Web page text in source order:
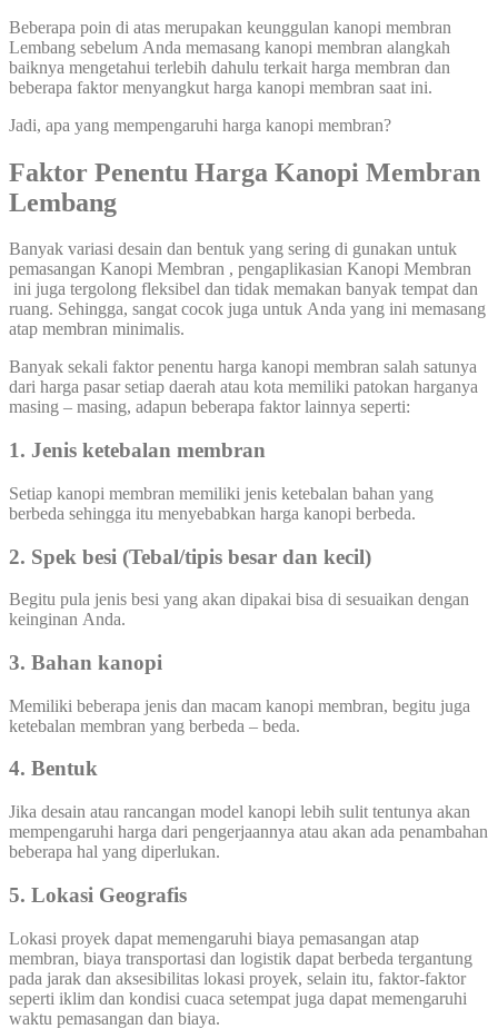
Beberapa poin di atas merupakan keunggulan kanopi membran
Lembang sebelum Anda memasang kanopi membran alangkah
baiknya mengetahui terlebih dahulu terkait harga membran dan
beberapa faktor menyangkut harga kanopi membran saat ini.
Jadi, apa yang mempengaruhi harga kanopi membran?
Faktor Penentu Harga Kanopi Membran
Lembang
Banyak variasi desain dan bentuk yang sering di gunakan untuk
pemasangan Kanopi Membran , pengaplikasian Kanopi Membran
ini juga tergolong fleksibel dan tidak memakan banyak tempat dan
ruang. Sehingga, sangat cocok juga untuk Anda yang ini memasang
atap membran minimalis.
Banyak sekali faktor penentu harga kanopi membran salah satunya
dari harga pasar setiap daerah atau kota memiliki patokan harganya
masing – masing, adapun beberapa faktor lainnya seperti:
1. Jenis ketebalan membran
Setiap kanopi membran memiliki jenis ketebalan bahan yang
berbeda sehingga itu menyebabkan harga kanopi berbeda.
2. Spek besi (Tebal/tipis besar dan kecil)
Begitu pula jenis besi yang akan dipakai bisa di sesuaikan dengan
keinginan Anda.
3. Bahan kanopi
Memiliki beberapa jenis dan macam kanopi membran, begitu juga
ketebalan membran yang berbeda – beda.
4. Bentuk
Jika desain atau rancangan model kanopi lebih sulit tentunya akan
mempengaruhi harga dari pengerjaannya atau akan ada penambahan
beberapa hal yang diperlukan.
5. Lokasi Geografis
Lokasi proyek dapat memengaruhi biaya pemasangan atap
membran, biaya transportasi dan logistik dapat berbeda tergantung
pada jarak dan aksesibilitas lokasi proyek, selain itu, faktor-faktor
seperti iklim dan kondisi cuaca setempat juga dapat memengaruhi
waktu pemasangan dan biaya.